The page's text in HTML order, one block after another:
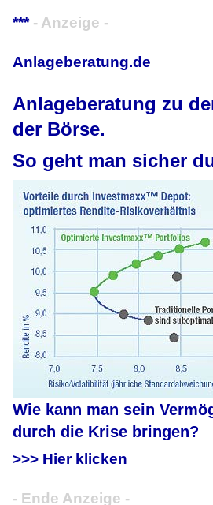
*** - Anzeige -
Anlageberatung.de
Anlageberatung zu
der Börse.
So geht man sicher
Wie kann man sein
durch die Krise bringen?
>>> Hier klicken
- Ende Anzeige -